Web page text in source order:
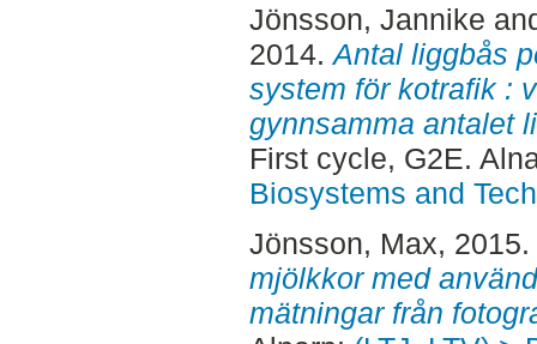
Jönsson, Jannike
2014.Antal liggbås
system för kotrafik :
gynnsamma antalet
First cycle, G2E.
Biosystems and
Jönsson, Max, 2015.
mjölkkor med
mätningar från